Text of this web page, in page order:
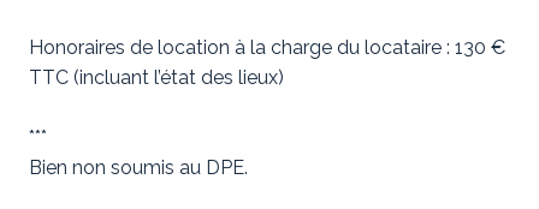
Honoraires de location à la charge du locataire : 130 €
TTC (incluant l’état des lieux)
***
Bien non soumis au DPE.